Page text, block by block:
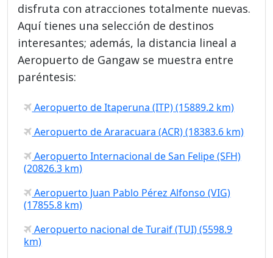
disfruta con atracciones totalmente nuevas.
Aquí tienes una selección de destinos
interesantes; además, la distancia lineal a
Aeropuerto de Gangaw se muestra entre
paréntesis:
Aeropuerto de Itaperuna (ITP) (15889.2 km)
Aeropuerto de Araracuara (ACR) (18383.6 km)
Aeropuerto Internacional de San Felipe (SFH)
(20826.3 km)
Aeropuerto Juan Pablo Pérez Alfonso (VIG)
(17855.8 km)
Aeropuerto nacional de Turaif (TUI) (5598.9
km)